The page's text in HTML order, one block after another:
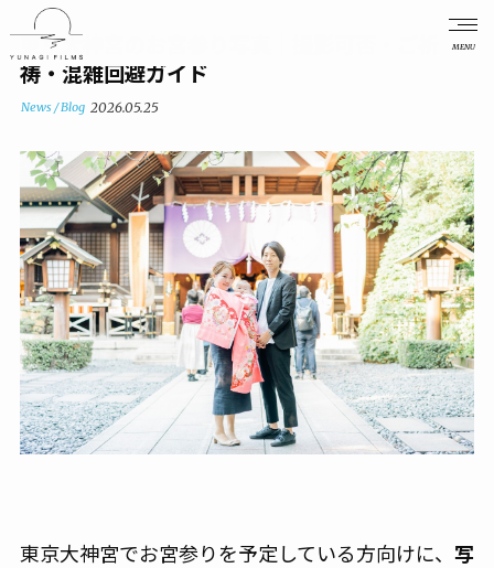
MENU
東京大神宮のお宮参り写真｜撮影可否・ご祈
祷・混雑回避ガイド
News / Blog 2026.05.25
東京大神宮でお宮参りを予定している方向けに、 写